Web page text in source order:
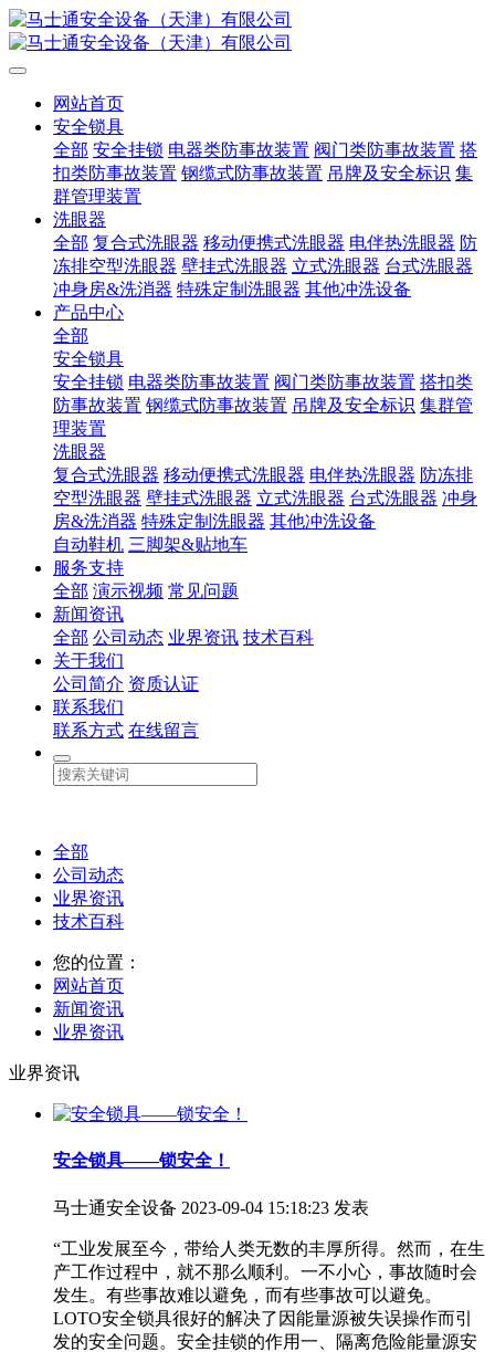
网站首页
安全锁具
全部 安全挂锁 电器类防事故装置 阀门类防事故装置 搭
扣类防事故装置 钢缆式防事故装置 吊牌及安全标识 集
群管理装置
洗眼器
全部 复合式洗眼器 移动便携式洗眼器 电伴热洗眼器 防
冻排空型洗眼器 壁挂式洗眼器 立式洗眼器 台式洗眼器
冲身房&洗消器 特殊定制洗眼器 其他冲洗设备
产品中心
全部
安全锁具
安全挂锁 电器类防事故装置 阀门类防事故装置 搭扣类
防事故装置 钢缆式防事故装置 吊牌及安全标识 集群管
理装置
洗眼器
复合式洗眼器 移动便携式洗眼器 电伴热洗眼器 防冻排
空型洗眼器 壁挂式洗眼器 立式洗眼器 台式洗眼器 冲身
房&洗消器 特殊定制洗眼器 其他冲洗设备
自动鞋机 三脚架&贴地车
服务支持
全部 演示视频 常见问题
新闻资讯
全部 公司动态 业界资讯 技术百科
关于我们
公司简介 资质认证
联系我们
联系方式 在线留言
全部
公司动态
业界资讯
技术百科
您的位置：
网站首页
新闻资讯
业界资讯
业界资讯
安全锁具——锁安全！
马士通安全设备 2023-09-04 15:18:23 发表
“工业发展至今，带给人类无数的丰厚所得。然而，在生
产工作过程中，就不那么顺利。一不小心，事故随时会
发生。有些事故难以避免，而有些事故可以避免。
LOTO安全锁具很好的解决了因能量源被失误操作而引
发的安全问题。安全挂锁的作用一、隔离危险能量源安